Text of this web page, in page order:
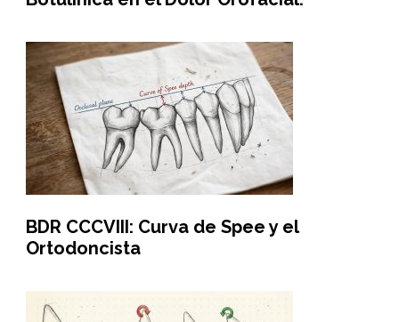
BDR CCCVIII: Curva de Spee y el
Ortodoncista